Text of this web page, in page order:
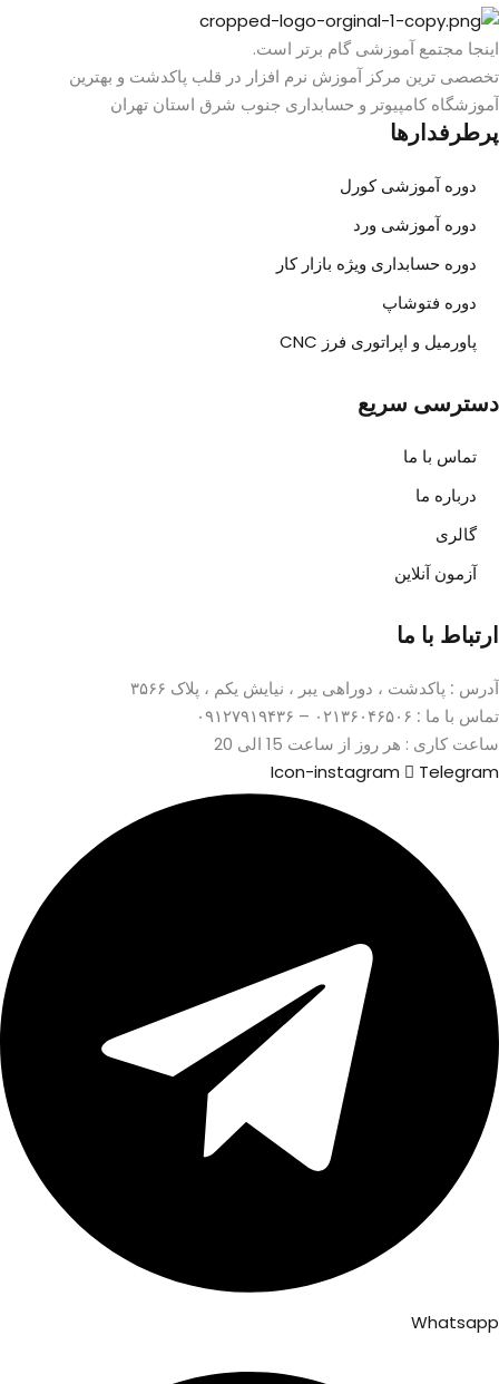
اینجا مجتمع آموزشی گام برتر است.
تخصصی ترین مرکز آموزش نرم افزار در قلب پاکدشت و بهترین
آموزشگاه کامپیوتر و حسابداری جنوب شرق استان تهران
پرطرفدارها
دوره آموزشی کورل
دوره آموزشی ورد
دوره حسابداری ویژه بازار کار
دوره فتوشاپ
پاورمیل و اپراتوری فرز CNC
دسترسی سریع
تماس با ما
درباره ما
گالری
آزمون آنلاین
ارتباط با ما
آدرس : پاکدشت ، دوراهی یبر ، نیایش یکم ، پلاک ۳۵۶۶
تماس با ما :
ساعت کاری : هر روز از ساعت 15 الی 20
Icon-instagram
Telegram
Whatsapp